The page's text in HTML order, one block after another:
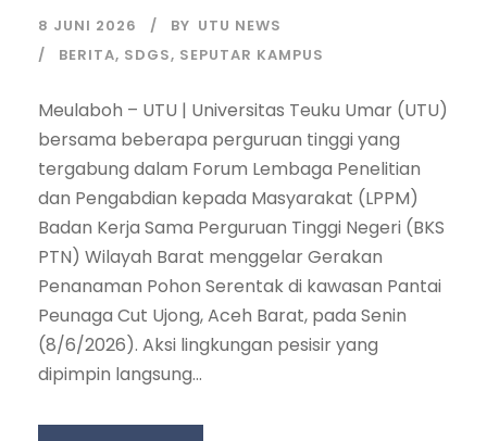
8 JUNI 2026 BY UTU NEWS
BERITA, SDGS, SEPUTAR KAMPUS
Meulaboh – UTU | Universitas Teuku Umar (UTU)
bersama beberapa perguruan tinggi yang
tergabung dalam Forum Lembaga Penelitian
dan Pengabdian kepada Masyarakat (LPPM)
Badan Kerja Sama Perguruan Tinggi Negeri (BKS
PTN) Wilayah Barat menggelar Gerakan
Penanaman Pohon Serentak di kawasan Pantai
Peunaga Cut Ujong, Aceh Barat, pada Senin
(8/6/2026). Aksi lingkungan pesisir yang
dipimpin langsung...